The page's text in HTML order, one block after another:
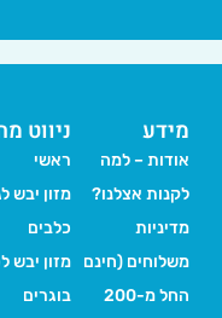
ניווט
ראשי
מזון יבש
כלבים
מזון יבש
בוגרים
מידע
אודות – למה
לקנות אצלנו?
מדיניות
משלוחים (חינם
החל מ-200